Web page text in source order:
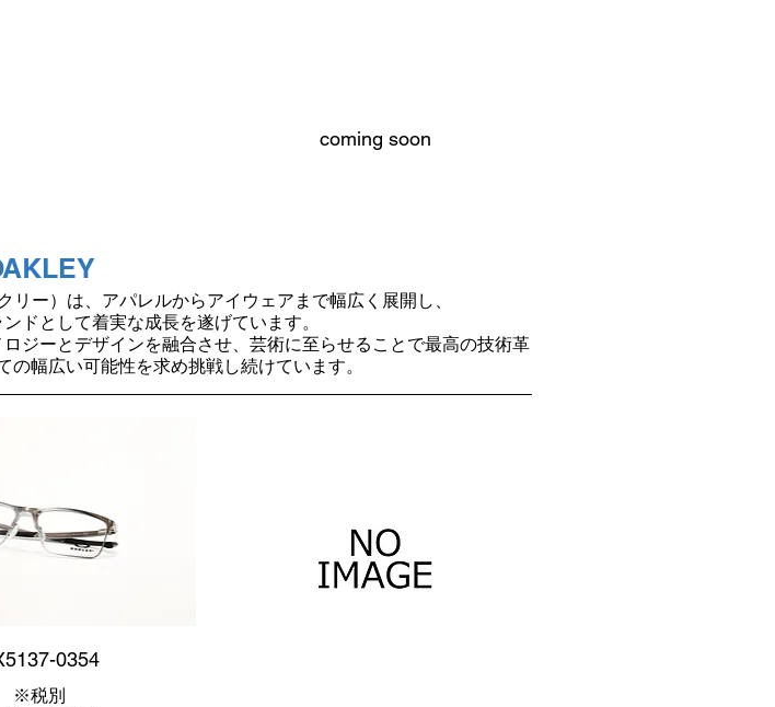
coming soon
ー）は、アパレルからアイウェアまで幅広く展開し、
ドとして着実な成長を遂げています。
ジーとデザインを融合させ、芸術に至らせることで最高の技術革
幅広い可能性を求め挑戦し続けています。
0354
※税別